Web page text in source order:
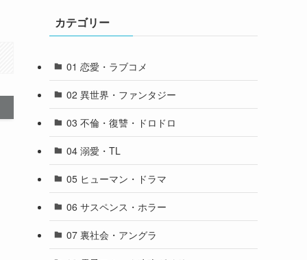
カテゴリー
01 恋愛・ラブコメ
02 異世界・ファンタジー
03 不倫・復讐・ドロドロ
04 溺愛・TL
05 ヒューマン・ドラマ
06 サスペンス・ホラー
07 裏社会・アングラ